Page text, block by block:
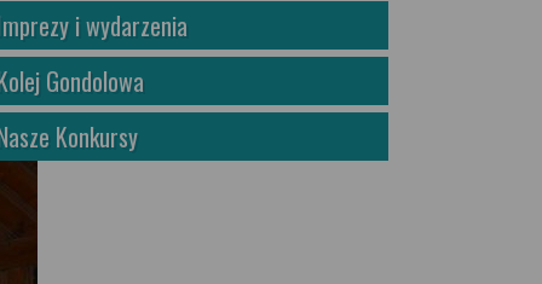
i wydarzenia
Gondolowa
Konkursy